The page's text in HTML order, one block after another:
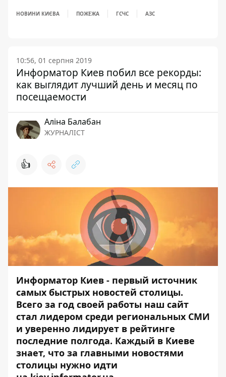
НОВИНИ КИЄВА ПОЖЕЖА ГСЧС АЗС
10:56, 01 серпня 2019
Информатор Киев побил все рекорды:
как выглядит лучший день и месяц по
посещаемости
Аліна Балабан
ЖУРНАЛІСТ
👍
Информатор Киев - первый источник
самых быстрых новостей столицы.
Всего за год своей работы наш сайт
стал лидером среди региональных СМИ
и уверенно лидирует в рейтинге
последние полгода. Каждый в Киеве
знает, что за главными новостями
столицы нужно идти